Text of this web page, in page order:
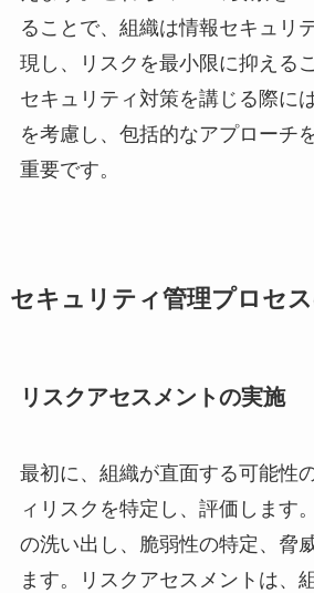
ることで、組織は情報セキュリ
現し、リスクを最小限に抑える
セキュリティ対策を講じる際に
を考慮し、包括的なアプローチ
重要です。
セキュリティ管理プロセ
リスクアセスメントの実施
最初に、組織が直面する可能性
ィリスクを特定し、評価します
の洗い出し、脆弱性の特定、脅
ます。リスクアセスメントは、